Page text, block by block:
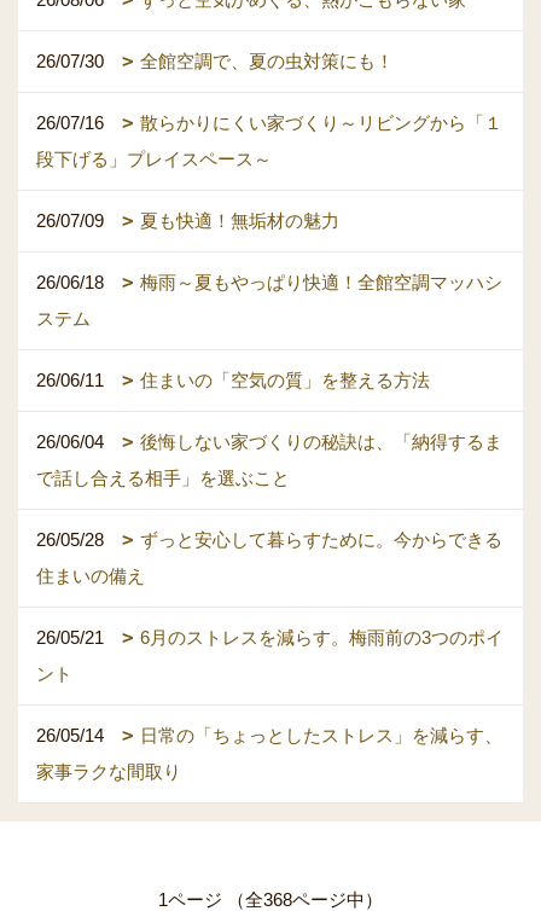
26/07/30 全館空調で、夏の虫対策にも！
26/07/16
散らかりにくい家づくり～リビングから「１
段下げる」プレイスペース～
26/07/09 夏も快適！無垢材の魅力
26/06/18
梅雨～夏もやっぱり快適！全館空調マッハシ
ステム
26/06/11 住まいの「空気の質」を整える方法
26/06/04
後悔しない家づくりの秘訣は、「納得するま
で話し合える相手」を選ぶこと
26/05/28
ずっと安心して暮らすために。今からできる
住まいの備え
26/05/21
6月のストレスを減らす。梅雨前の3つのポイ
ント
26/05/14
日常の「ちょっとしたストレス」を減らす、
家事ラクな間取り
1ページ （全368ページ中）